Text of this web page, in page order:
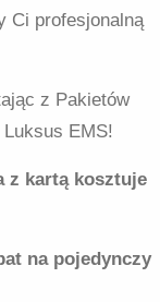
Ci profesjonalną
z Pakietów
EMS!
z kartą kosztuje
na pojedynczy